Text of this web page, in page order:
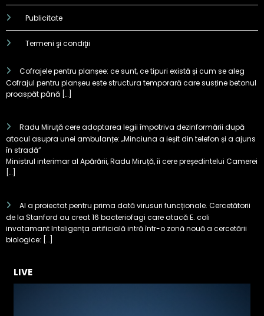
Contact
Publicitate
Cofrajele pentru planșee: ce sunt, ce tipuri există și cum se aleg
Cofrajul pentru planșeu este structura temporară care susține betonul
Radu Miruță cere adoptarea legii împotriva dezinformării după
atacul asupra unei ambulanțe: „Minciuna a ieșit din telefon și a ajuns
în stradă”
Ministrul interimar al Apărării, Radu Miruță, îi cere președintelui Camerei
AI a proiectat pentru prima dată virusuri funcționale. Cercetătorii
de la Stanford au creat 16 bacteriofagi care atacă E. coli
invatamant Inteligența artificială intră într-o zonă nouă a cercetării
LIVE